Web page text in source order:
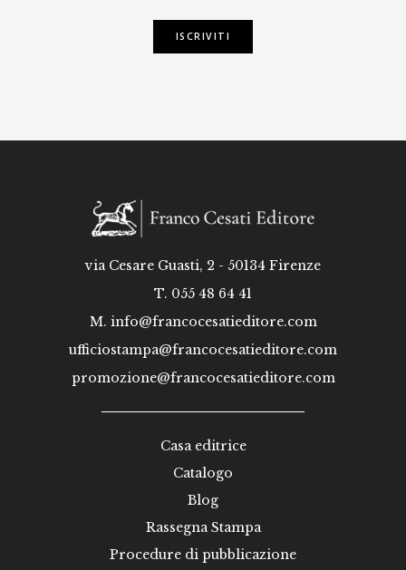
ISCRIVITI
via Cesare Guasti, 2 - 50134 Firenze
T. 055 48 64 41
M. info@francocesatieditore.com
ufficiostampa@francocesatieditore.com
promozione@francocesatieditore.com
Casa editrice
Catalogo
Blog
Rassegna Stampa
Procedure di pubblicazione